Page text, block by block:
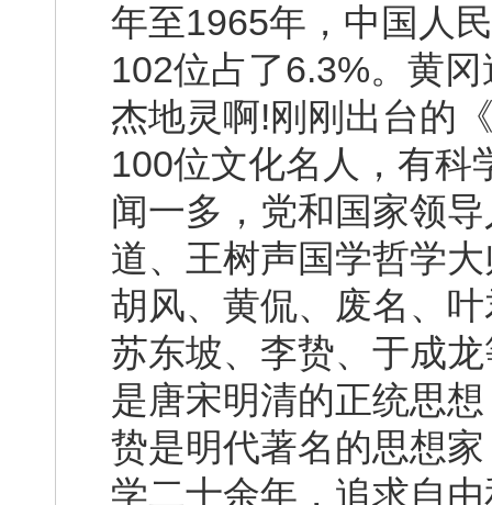
年至1965年，中国人
102位占了6.3%。黄
杰地灵啊!刚刚出台的
100位文化名人，有科
闻一多，党和国家领
道、王树声国学哲学
胡风、黄侃、废名、
苏东坡、李贽、于成
是唐宋明清的正统思
贽是明代著名的思想
学二十余年，追求自